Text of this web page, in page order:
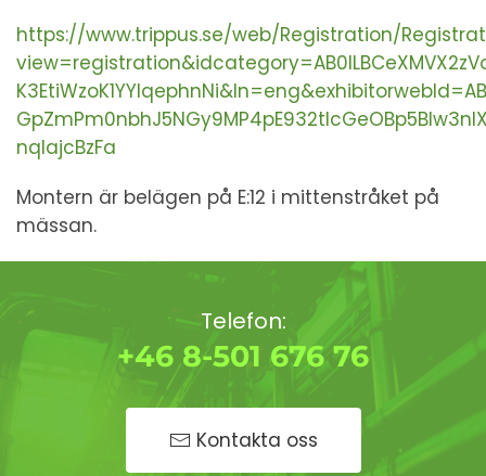
https://www.trippus.se/web/Registration/
nqIajcBzFa
Montern är belägen på E:12 i mittenstråket på
mässan.
Telefon:
+46 8-501 676 76
Kontakta oss